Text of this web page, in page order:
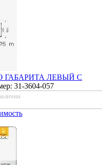
ГАБАРИТА ЛЕВЫЙ С
31-3604-057